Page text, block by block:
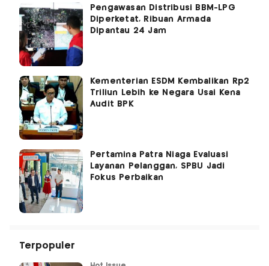
Pengawasan Distribusi BBM-LPG
Diperketat, Ribuan Armada
Dipantau 24 Jam
Kementerian ESDM Kembalikan Rp2
Triliun Lebih ke Negara Usai Kena
Audit BPK
Pertamina Patra Niaga Evaluasi
Layanan Pelanggan, SPBU Jadi
Fokus Perbaikan
Terpopuler